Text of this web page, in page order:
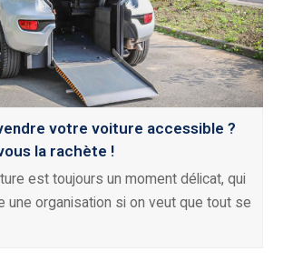
votre voiture accessible ?
la rachète !
est toujours un moment délicat, qui
une organisation si on veut que tout se